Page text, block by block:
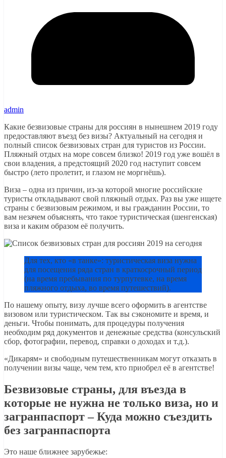
admin
Какие безвизовые страны для россиян в нынешнем 2019 году
предоставляют въезд без визы? Актуальный на сегодня и
полный список безвизовых стран для туристов из России.
Пляжный отдых на море совсем близко! 2019 год уже вошёл в
свои владения, а предстоящий 2020 год наступит совсем
быстро (лето пролетит, и глазом не моргнёшь).
Виза – одна из причин, из-за которой многие российские
туристы откладывают свой пляжный отдых. Раз вы уже ищете
страны с безвизовым режимом, и вы гражданин России, то
вам незачем объяснять, что такое туристическая (шенгенская)
виза и каким образом её получить.
Для тех, кто «в танке»: туристическая виза нужна
для посещения ряда стран в краткосрочный период
(на время пребывания по турпутевке, на время
пляжного отдыха, во время путешествий).
По нашему опыту, визу лучше всего оформить в агентстве
визовом или туристическом. Так вы сэкономите и время, и
деньги. Чтобы понимать, для процедуры получения
необходим ряд документов и денежные средства (консульский
сбор, фотографии, перевод, справки о доходах и т.д.).
«Дикарям» и свободным путешественникам могут отказать в
получении визы чаще, чем тем, кто приобрел её в агентстве!
Безвизовые страны, для въезда в
которые не нужна не только виза, но и
загранпаспорт – Куда можно съездить
без загранпаспорта
Это наше ближнее зарубежье: